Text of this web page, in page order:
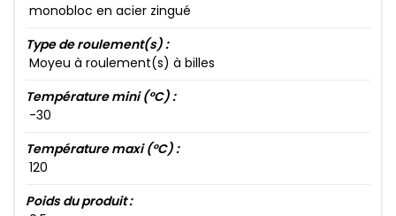
monobloc en acier zingué
Type de roulement(s) :
Moyeu à roulement(s) à billes
Température mini (°C) :
-30​
Température maxi (°C) :
120​
Poids du produit :